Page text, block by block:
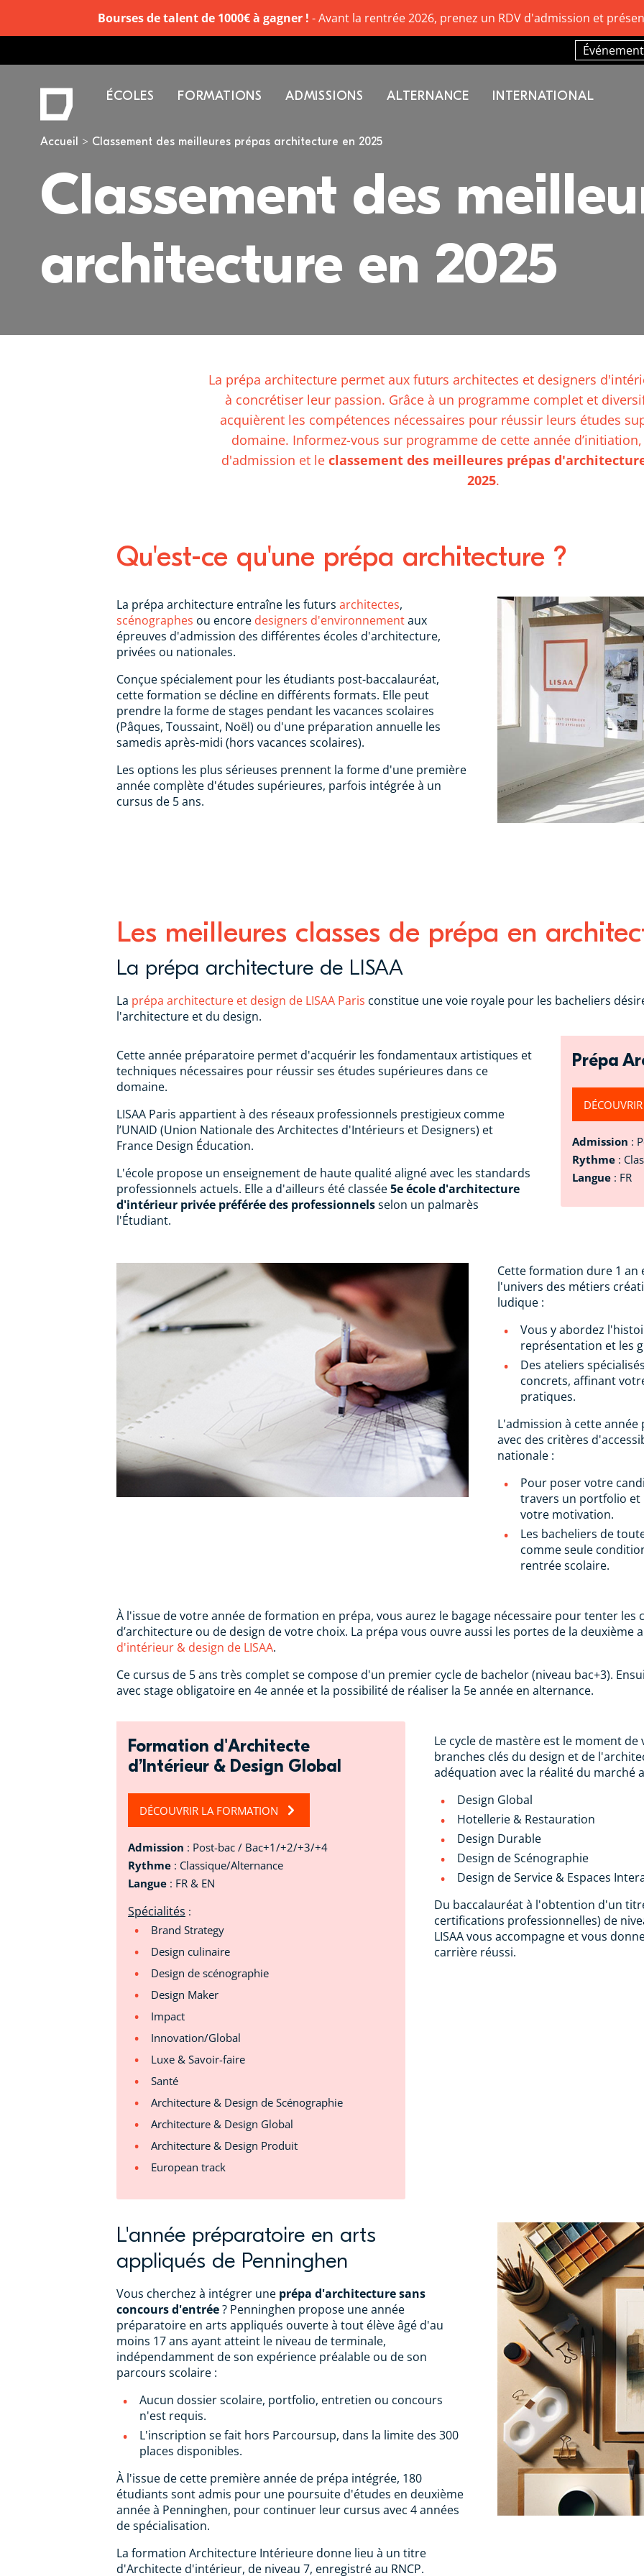
Vous êtes ici
Accueil Classement des meilleures prépas architecture en 2025
Classement des
architecture en 2025
La prépa architecture permet aux futurs architectes et designers
à concrétiser leur passion. Grâce à un programme complet et
acquièrent les compétences nécessaires pour réussir leurs études
domaine. Informez-vous sur programme de cette année
d'admission et le classement des meilleures prépas
2025.
Qu'est-ce qu'une prépa architecture ?
La prépa architecture entraîne les futurs architectes,
scénographes ou encore designers d'environnementaux
épreuves d'admission des différentes écoles d'architecture,
privées ou nationales.
Conçue spécialement pour les étudiants post-baccalauréat,
cette formation se décline en différents formats. Elle peut
prendre la forme de stages pendant les vacances scolaires
(Pâques, Toussaint, Noël) ou d'une préparation annuelle les
samedis après-midi (hors vacances scolaires).
Les options les plus sérieuses prennent la forme d'une première
année complète d'études supérieures, parfois intégrée à un
cursus de 5 ans.
Les meilleures classes de prépa en
La prépa architecture de LISAA
La prépa architecture et design de LISAA Paris constitue une voie royale pour les bacheliers
l'architecture et du design.
Cette année préparatoire permet d'acquérir les fondamentaux artistiques et
techniques nécessaires pour réussir ses études supérieures dans ce
domaine.
LISAA Paris appartient à des réseaux professionnels prestigieux comme
l’UNAID (Union Nationale des Architectes d'Intérieurs et Designers) et
France Design Éducation.
L'école propose un enseignement de haute qualité aligné avec les standards
professionnels actuels. Elle a d'ailleurs été classée5e école d'architecture
d'intérieur privée préférée des professionnelsselon un palmarès
l'Étudiant.
Prépa
Admission :
Rythme :
Langue : FR
Cette formation dure 1 an
l'univers des métiers
ludique :
Vous y abordez
représentation et les
Des ateliers
concrets, affinant
pratiques.
L'admission à cette
avec des critères
nationale :
Pour poser votre
travers un portfolio et
votre motivation.
Les bacheliers de
comme seule
rentrée scolaire.
À l'issue de votre année de formation en prépa, vous aurez le bagage nécessaire pour tenter les
d’architecture ou de design de votre choix. La prépa vous ouvre aussi les portes de la deuxième
d'intérieur & design de LISAA.
Ce cursus de 5 ans très complet se compose d'un premier cycle de bachelor (niveau bac+3).
avec stage obligatoire en 4e année et la possibilité de réaliser la 5e année en alternance.
Formation d'Architecte
d’Intérieur & Design Global
DÉCOUVRIR LA FORMATION
Admission : Post-bac / Bac+1/+2/+3/+4
Rythme : Classique/Alternance
Langue : FR & EN
Spécialités :
Brand Strategy
Design culinaire
Design de scénographie
Design Maker
Impact
Innovation/Global
Luxe & Savoir-faire
Santé
Architecture & Design de Scénographie
Architecture & Design Global
Architecture & Design Produit
European track
Le cycle de mastère est le moment
branches clés du design et de
adéquation avec la réalité du marché
Design Global
Hotellerie & Restauration
Design Durable
Design de Scénographie
Design de Service & Espaces
Du baccalauréat à l'obtention d'un
certifications professionnelles) de
LISAA vous accompagne et vous
carrière réussi.
L'année préparatoire en arts
appliqués de Penninghen
Vous cherchez à intégrer une prépa d'architecture sans
concours d'entrée? Penninghen propose une année
préparatoire en arts appliqués ouverte à tout élève âgé d'au
moins 17 ans ayant atteint le niveau de terminale,
indépendamment de son expérience préalable ou de son
parcours scolaire :
Aucun dossier scolaire, portfolio, entretien ou concours
n'est requis.
L'inscription se fait hors Parcoursup, dans la limite des 300
places disponibles.
À l'issue de cette première année de prépa intégrée, 180
étudiants sont admis pour une poursuite d'études en deuxième
année à Penninghen, pour continuer leur cursus avec 4 années
de spécialisation.
La formation Architecture Intérieure donne lieu à un titre
d'Architecte d'intérieur, de niveau 7, enregistré au RNCP.
ÉCOLES FORMATIONS ADMISSIONS ALTERNANCE INTERNATIONAL
Bourses de talent de 1000€ à gagner ! - Avant la rentrée 2026, prenez un RDV d'admission et